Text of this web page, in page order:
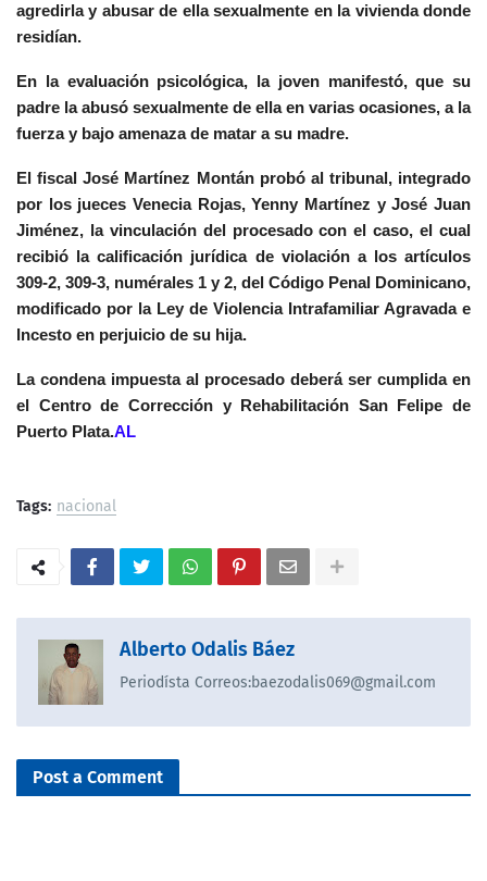
agredirla y abusar de ella sexualmente en la vivienda donde
residían.
En la evaluación psicológica, la joven manifestó, que su
padre la abusó sexualmente de ella en varias ocasiones, a la
fuerza y bajo amenaza de matar a su madre.
El fiscal José Martínez Montán probó al tribunal, integrado
por los jueces Venecia Rojas, Yenny Martínez y José Juan
Jiménez, la vinculación del procesado con el caso, el cual
recibió la calificación jurídica de violación a los artículos
309-2, 309-3, numérales 1 y 2, del Código Penal Dominicano,
modificado por la Ley de Violencia Intrafamiliar Agravada e
Incesto en perjuicio de su hija.
La condena impuesta al procesado deberá ser cumplida en
el Centro de Corrección y Rehabilitación San Felipe de
Puerto Plata.AL
Tags: nacional
Alberto Odalis Báez
Periodísta Correos:baezodalis069@gmail.com
Post a Comment